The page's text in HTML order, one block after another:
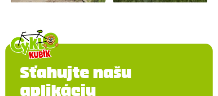
Sťahujte našu
aplikáciu